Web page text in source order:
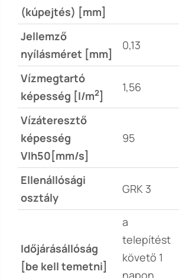
(kúpejtés) [mm]
Jellemző
nyílásméret [mm]
0,13
Vízmegtartó
képesség [l/m2]
1,56
Vízáteresztő
képesség
VIh50[mm/s]
95
Ellenállósági
osztály
GRK 3
Időjárásállóság
[be kell temetni]
a
telepítést
követő 1
napon